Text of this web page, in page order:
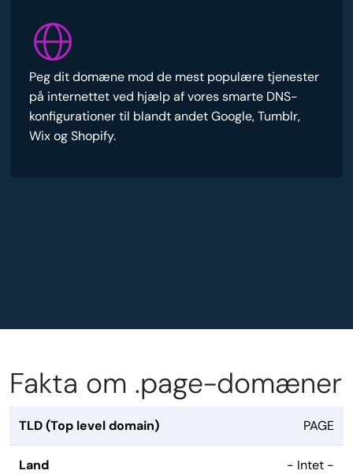
Peg dit domæne mod de mest populære tjenester
på internettet ved hjælp af vores smarte DNS-
konfigurationer til blandt andet Google, Tumblr,
Wix og Shopify.
Fakta om .page-domæner
TLD (Top level domain) PAGE
Land - Intet -